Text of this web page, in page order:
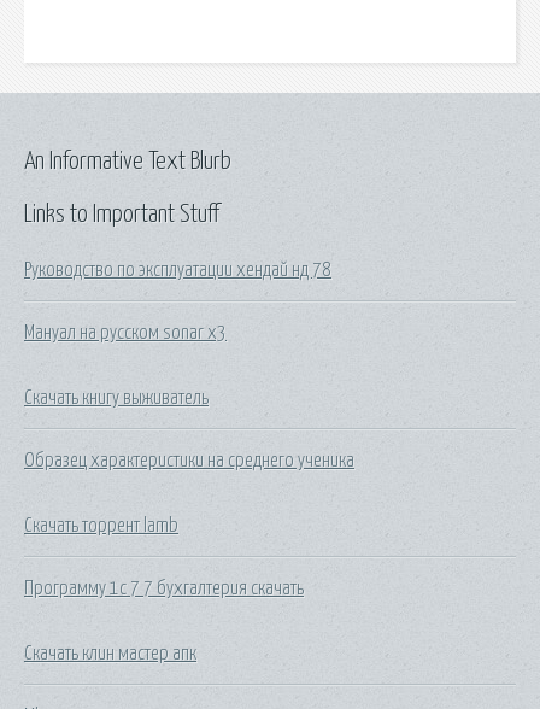
Links to Important Stuff
Руководство по эксплуатации хендай нд 78
Мануал на русском sonar x3
Скачать книгу выживатель
Образец характеристики на среднего ученика
Скачать торрент lamb
Программу 1с 7 7 бухгалтерия скачать
Скачать клин мастер апк
An Informative Text Blurb